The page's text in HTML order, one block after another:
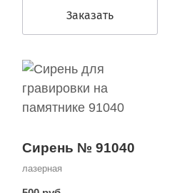
Заказать
Сирень № 91040
лазерная